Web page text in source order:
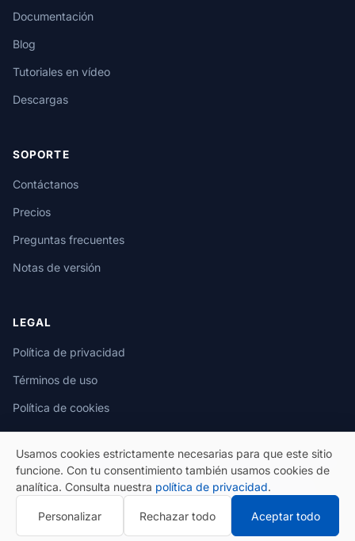
Documentación
Blog
Tutoriales en vídeo
Descargas
SOPORTE
Contáctanos
Precios
Preguntas frecuentes
Notas de versión
LEGAL
Política de privacidad
Términos de uso
Política de cookies
© 2026 eSeGeCe. Todos los derechos reservados.
Política de privacidad Términos de uso
Usamos cookies estrictamente necesarias para que este sitio
funcione. Con tu consentimiento también usamos cookies de
analítica. Consulta nuestra política de privacidad.
Personalizar Rechazar todo Aceptar todo